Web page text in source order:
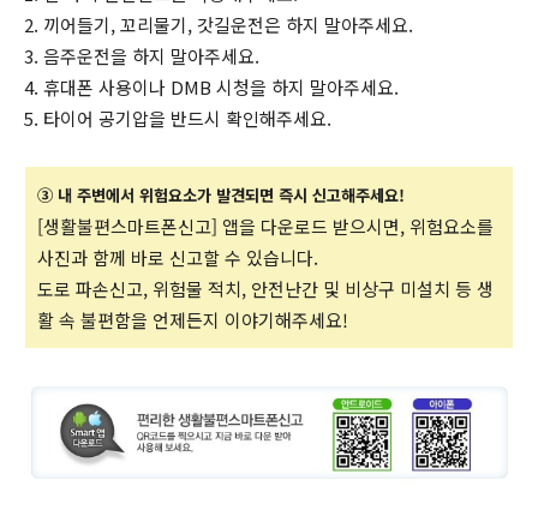
2. 끼어들기, 꼬리물기, 갓길운전은 하지 말아주세요.
3. 음주운전을 하지 말아주세요.
4. 휴대폰 사용이나 DMB 시청을 하지 말아주세요.
5. 타이어 공기압을 반드시 확인해주세요.
③ 내 주변에서 위험요소가 발견되면 즉시 신고해주세요!
[생활불편스마트폰신고] 앱을 다운로드 받으시면, 위험요소를
사진과 함께 바로 신고할 수 있습니다.
도로 파손신고, 위험물 적치, 안전난간 및 비상구 미설치 등 생
활 속 불편함을 언제든지 이야기해주세요!